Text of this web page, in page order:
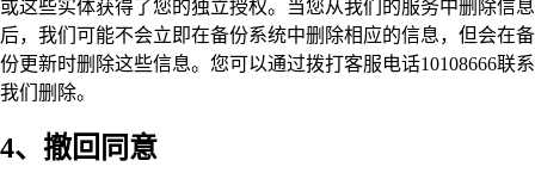
或这些实体获得了您的独立授权。当您从我们的服务中删除信息
后，我们可能不会立即在备份系统中删除相应的信息，但会在备
份更新时删除这些信息。您可以通过拨打客服电话10108666联系
我们删除。
4、撤回同意